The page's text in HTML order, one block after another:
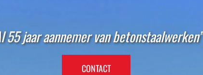
55 jaar aannemer van betonstaalwerken”
CONTACT